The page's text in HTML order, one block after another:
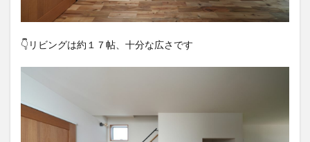
👇️リビングは約１７帖、十分な広さです